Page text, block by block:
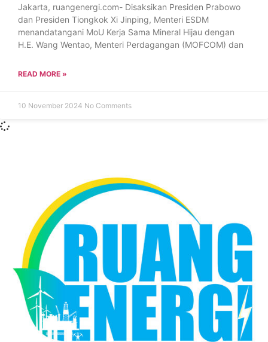
Jakarta, ruangenergi.com- Disaksikan Presiden Prabowo
dan Presiden Tiongkok Xi Jinping, Menteri ESDM
menandatangani MoU Kerja Sama Mineral Hijau dengan
H.E. Wang Wentao, Menteri Perdagangan (MOFCOM) dan
READ MORE »
10 November 2024 No Comments